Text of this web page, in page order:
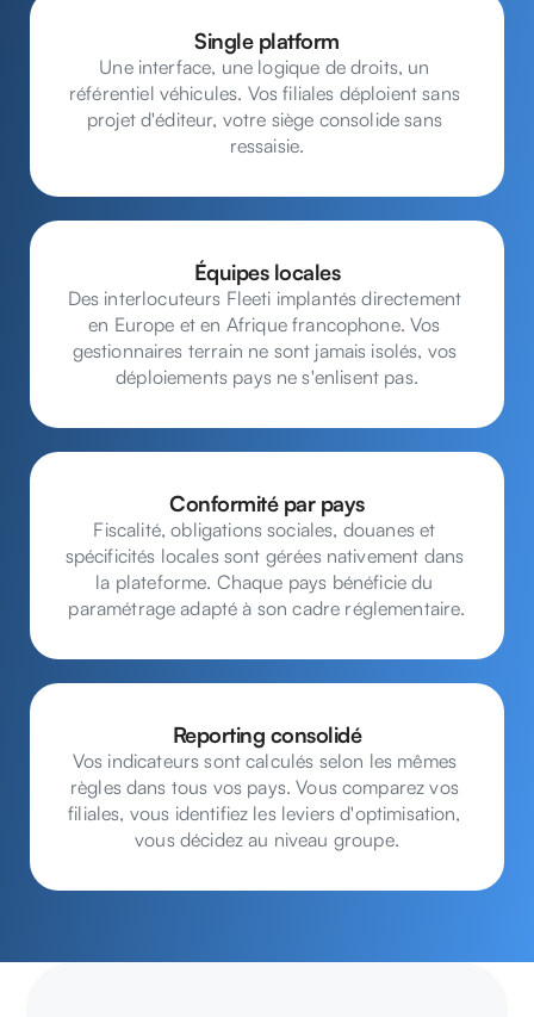
Single platform
Une interface, une logique de droits, un
référentiel véhicules. Vos filiales déploient sans
projet d'éditeur, votre siège consolide sans
ressaisie.
Équipes locales
Des interlocuteurs Fleeti implantés directement
en Europe et en Afrique francophone. Vos
gestionnaires terrain ne sont jamais isolés, vos
déploiements pays ne s'enlisent pas.
Conformité par pays
Fiscalité, obligations sociales, douanes et
spécificités locales sont gérées nativement dans
la plateforme. Chaque pays bénéficie du
paramétrage adapté à son cadre réglementaire.
Reporting consolidé
Vos indicateurs sont calculés selon les mêmes
règles dans tous vos pays. Vous comparez vos
filiales, vous identifiez les leviers d'optimisation,
vous décidez au niveau groupe.